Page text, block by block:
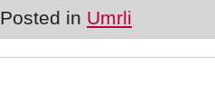
Posted in Umrli